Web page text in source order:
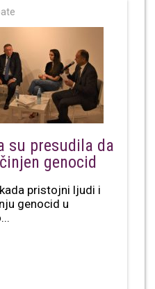
su presudila da
genocid
pristojni ljudi i
genocid u